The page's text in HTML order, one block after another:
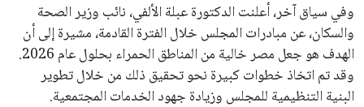
وفي سياق آخر، أعلنت الدكتورة عبلة الألفي، نائب وزير الصحة
والسكان، عن مبادرات المجلس خلال الفترة القادمة، مشيرة إلى أن
الهدف هو جعل مصر خالية من المناطق الحمراء بحلول عام 2026.
وقد تم اتخاذ خطوات كبيرة نحو تحقيق ذلك من خلال تطوير
البنية التنظيمية للمجلس وزيادة جهود الخدمات المجتمعية.